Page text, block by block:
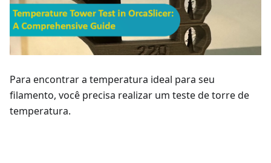
Para encontrar a temperatura ideal para seu
filamento, você precisa realizar um teste de torre de
temperatura.